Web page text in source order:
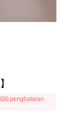
penghataran